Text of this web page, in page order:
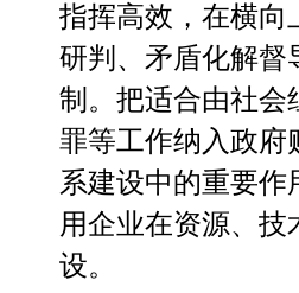
指挥高效，在横向
研判、矛盾化解督
制。把适合由社会
罪等工作纳入政府
系建设中的重要
用企业在资源、
设。